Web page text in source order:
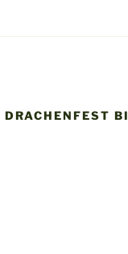
DRACHENFEST